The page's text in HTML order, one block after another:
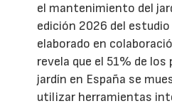
el mantenimiento del
edición 2026 del
elaborado en
revela que el 51% de
jardín en España se
utilizar herramientas